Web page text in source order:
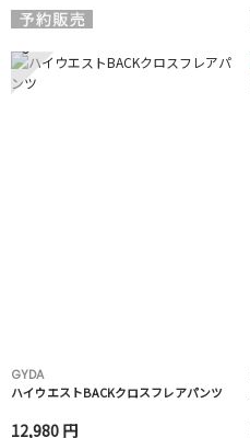
3
GYDA
ハイウエストBACKクロスフレアパンツ
12,980 円